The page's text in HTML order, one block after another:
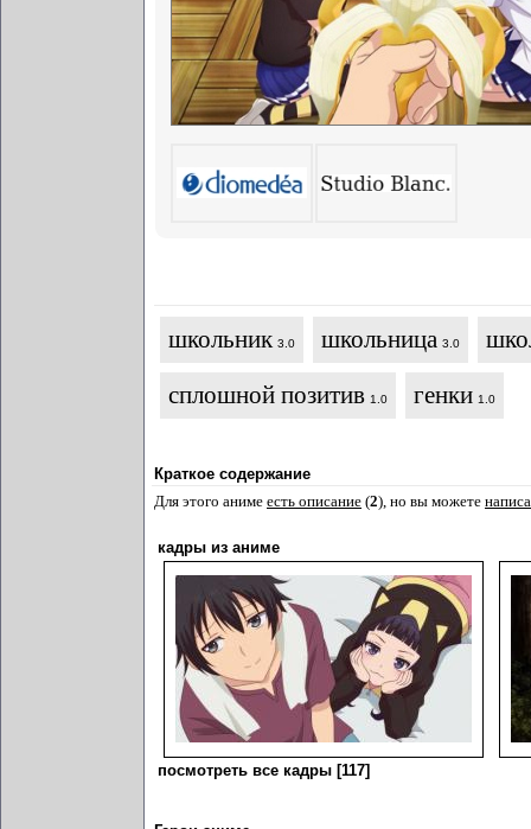
школьник 3.0 школьница 3.0
сплошной позитив 1.0 генки 1.0
Краткое содержание
Для этого аниме есть описание (2), но вы можете
кадры из аниме
посмотреть все кадры [117]